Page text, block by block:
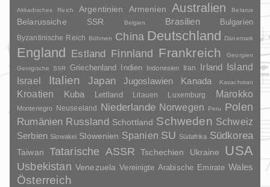
Akkadisches Reich Argentinien Armenien Australien Belarus
Belarussiche SSR Belgien Brasilien Bulgarien
Byzantinische Reich Böhmen China Deutschland Dänemark
England Estland Finnland Frankreich
Georgien
Georgische SSR
Griechenland Indien Indonesien Iran Irland
Island
Israel
Italien Japan Jugoslawien Kanada Kasachstan
Kroatien Kuba Lettland Litauen Luxemburg Marokko
Montenegro Neuseeland Niederlande Norwegen Peru
Polen
Rumänien Russland Schottland Schweden Schweiz
Serbien Slowakei Slowenien Spanien SU Südafrika Südkorea
Taiwan Tatarische ASSR Tschechien Ukraine USA
Usbekistan Venezuela Vereinigte Arabische Emirate Wales
Österreich